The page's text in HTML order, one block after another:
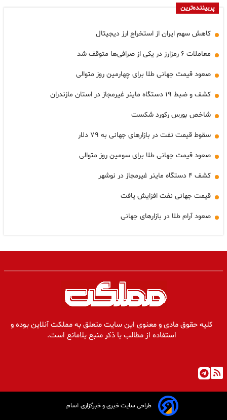
پربیننده‌ترین
کاهش سهم ایران از استخراج ارز دیجیتال
معاملات ۶ رمزارز در یکی از صرافی‌ها متوقف شد
صعود قیمت جهانی طلا برای چهارمین روز متوالی
کشف و ضبط ۱۹ دستگاه ماینر غیرمجاز در استان مازندران
شاخص بورس رکورد شکست
سقوط قیمت نفت در بازارهای جهانی به ۷۹ دلار
صعود قیمت جهانی طلا برای سومین روز متوالی
کشف ۴ دستگاه ماینر غیرمجاز در نوشهر
قیمت جهانی نفت افزایش یافت
صعود آرام طلا در بازارهای جهانی
کلیه حقوق مادی و معنوی این سایت متعلق به مملکت آنلاین بوده و
استفاده از مطالب با ذکر منبع بلامانع است.
طراحی سایت خبری و خبرگزاری آسام